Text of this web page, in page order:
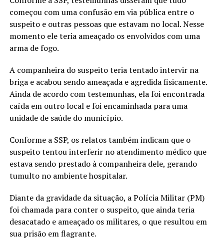
começou com uma confusão em via pública entre o
suspeito e outras pessoas que estavam no local. Nesse
momento ele teria ameaçado os envolvidos com uma
arma de fogo.
A companheira do suspeito teria tentado intervir na
briga e acabou sendo ameaçada e agredida fisicamente.
Ainda de acordo com testemunhas, ela foi encontrada
caída em outro local e foi encaminhada para uma
unidade de saúde do município.
Conforme a SSP, os relatos também indicam que o
suspeito tentou interferir no atendimento médico que
estava sendo prestado à companheira dele, gerando
tumulto no ambiente hospitalar.
Diante da gravidade da situação, a Polícia Militar (PM)
foi chamada para conter o suspeito, que ainda teria
desacatado e ameaçado os militares, o que resultou em
sua prisão em flagrante.